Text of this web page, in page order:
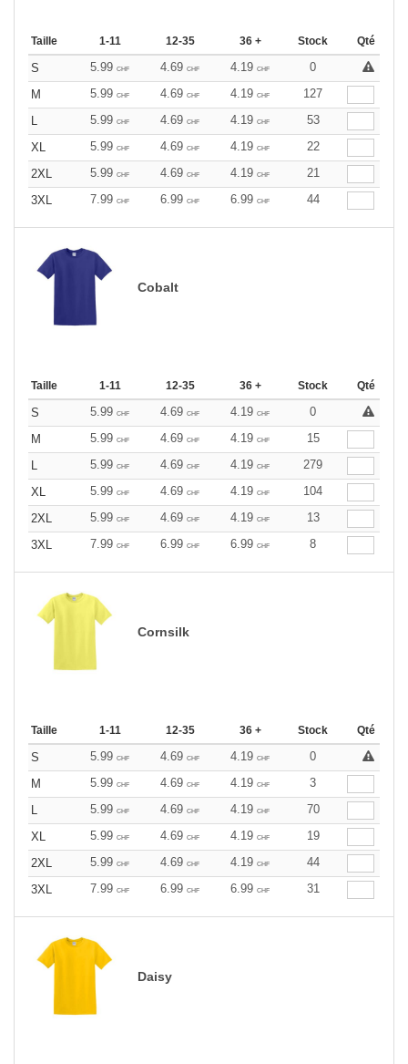
Taille 1-11 12-35 36 + Stock Qté
S 5.99 CHF 4.69 CHF 4.19 CHF
0
M
5.99 CHF 4.69 CHF 4.19 CHF
127
L
5.99 CHF 4.69 CHF 4.19 CHF
53
XL
5.99 CHF 4.69 CHF 4.19 CHF
22
2XL
5.99 CHF 4.69 CHF 4.19 CHF
21
3XL
7.99 CHF 6.99 CHF 6.99 CHF 44
Cobalt
Taille 1-11 12-35 36 + Stock Qté
S 5.99 CHF 4.69 CHF 4.19 CHF
0
M
5.99 CHF 4.69 CHF 4.19 CHF
15
L
5.99 CHF 4.69 CHF 4.19 CHF
279
XL
5.99 CHF 4.69 CHF 4.19 CHF
104
2XL
5.99 CHF 4.69 CHF 4.19 CHF
13
3XL
7.99 CHF 6.99 CHF 6.99 CHF 8
Cornsilk
Taille 1-11 12-35 36 + Stock Qté
S 5.99 CHF 4.69 CHF 4.19 CHF
0
M
5.99 CHF 4.69 CHF 4.19 CHF
3
L
5.99 CHF 4.69 CHF 4.19 CHF
70
XL
5.99 CHF 4.69 CHF 4.19 CHF
19
2XL
5.99 CHF 4.69 CHF 4.19 CHF
44
3XL
7.99 CHF 6.99 CHF 6.99 CHF 31
Daisy